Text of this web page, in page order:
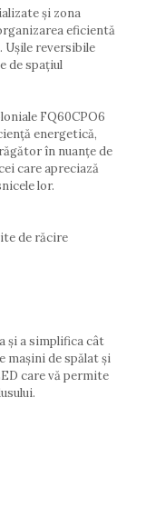
și zona
eficientă
Ușile reversibile
de spațiul
FQ60CPO6
energetică,
în nuanțe de
care apreciază
lor.
de răcire
și a simplifica cât
mașini de spălat și
care vă permite